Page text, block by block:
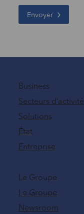
Envoyer
Business
Secteurs d’activité
Solutions
État
Entreprise
Le Groupe
Le Groupe
Newsroom